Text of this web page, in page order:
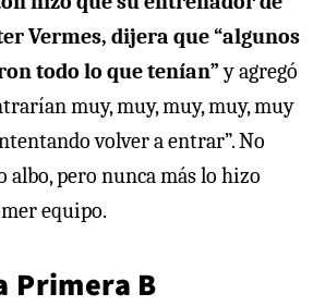
Vermes, dijera que “algunos
todo lo que tenían”y agregó
muy, muy, muy, muy, muy
volver a entrar”. No
pero nunca más lo hizo
equipo.
Primera B